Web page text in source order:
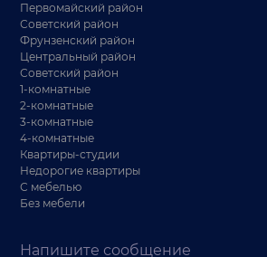
Напишите сообщение
Первомайский район
Советский район
Фрунзенский район
Центральный район
Советский район
1-комнатные
2-комнатные
3-комнатные
4-комнатные
Квартиры-студии
Недорогие квартиры
С мебелью
Без мебели